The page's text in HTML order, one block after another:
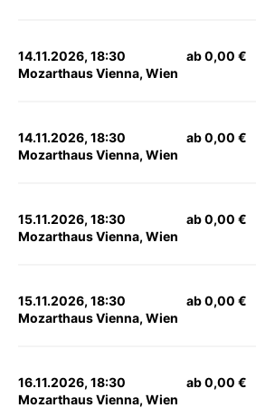
14.11.2026, 18:30
Mozarthaus Vienna, Wien
ab 0,00 €
14.11.2026, 18:30
Mozarthaus Vienna, Wien
ab 0,00 €
15.11.2026, 18:30
Mozarthaus Vienna, Wien
ab 0,00 €
15.11.2026, 18:30
Mozarthaus Vienna, Wien
ab 0,00 €
16.11.2026, 18:30
Mozarthaus Vienna, Wien
ab 0,00 €